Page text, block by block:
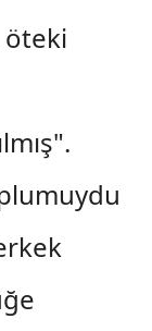
öteki